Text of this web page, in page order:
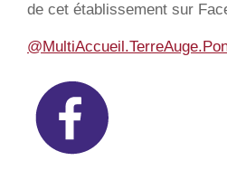
de cet établissement sur